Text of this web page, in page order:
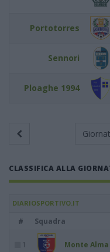
Portotorres
Sennori
Ploaghe 1994
CLASSIFICA ALLA
DIARIOSPORTIVO.IT
#
Squadra
1 Monte Alma